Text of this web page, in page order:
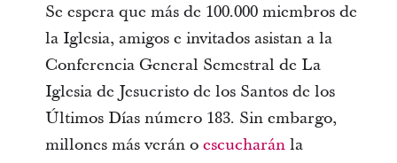
Se espera que más de 100.000 miembros de
la Iglesia, amigos e invitados asistan a la
Conferencia General Semestral de La
Iglesia de Jesucristo de los Santos de los
Últimos Días número 183. Sin embargo,
millones más verán o escucharánla